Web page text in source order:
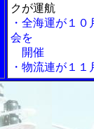
クが運航
・全海運が１
会を
開催
・物流連が１